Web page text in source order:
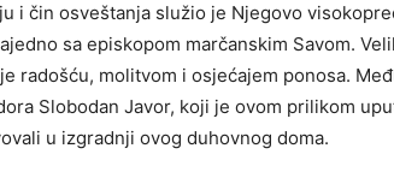
i čin osveštanja služio je Njegovo
sa episkopom marčanskim Savom.
radošću, molitvom i osjećajem ponosa.
Slobodan Javor, koji je ovom prilikom
u izgradnji ovog duhovnog doma.